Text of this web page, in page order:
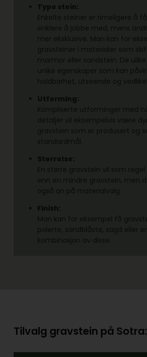
Tilvalg gravstein på Sotra: